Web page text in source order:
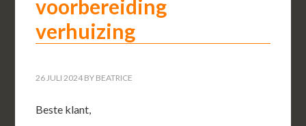
voorbereiding
verhuizing
26 JULI 2024 BY BEATRICE
Beste klant,